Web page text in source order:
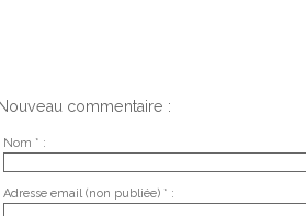
Nouveau commentaire :
Nom * :
Adresse email (non publiée) * :